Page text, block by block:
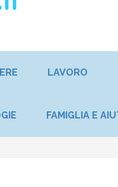
LAVORO
FAMIGLIA E